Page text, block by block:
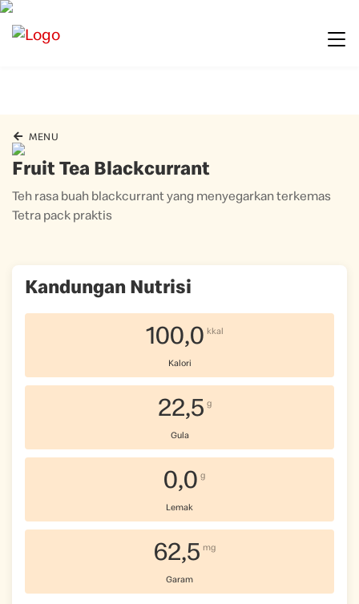
MENU
Fruit Tea Blackcurrant
Teh rasa buah blackcurrant yang menyegarkan terkemas
Tetra pack praktis
Kandungan Nutrisi
100,0 kkal
Kalori
22,5 g
Gula
0,0 g
Lemak
62,5 mg
Garam